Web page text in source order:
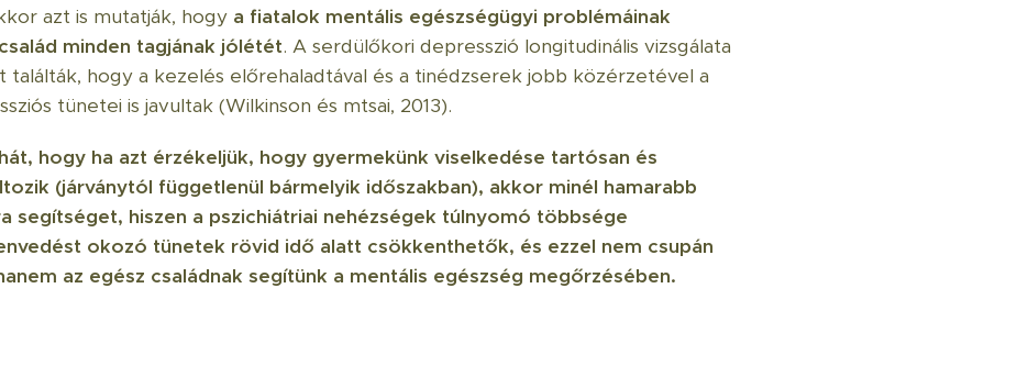
azt is mutatják, hogy a fiatalok mentális egészségügyi problémáinak
minden tagjának jólétét. A serdülőkori depresszió longitudinális vizsgálata
találták, hogy a kezelés előrehaladtával és a tinédzserek jobb közérzetével a
tünetei is javultak (Wilkinson és mtsai, 2013).
hogy ha azt érzékeljük, hogy gyermekünk viselkedése tartósan és
(járványtól függetlenül bármelyik időszakban), akkor minél hamarabb
segítséget, hiszen a pszichiátriai nehézségek túlnyomó többsége
okozó tünetek rövid idő alatt csökkenthetők, és ezzel nem csupán
az egész családnak segítünk a mentális egészség megőrzésében.